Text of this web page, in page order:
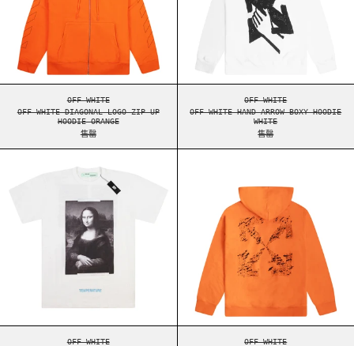
OFF-WHITE
OFF-WHITE DIAGONAL LOGO ZIP UP
HOODIE ORANGE
售罄
OFF-WHITE
OFF-WHITE HAND ARROW BOXY HOODIE
WHITE
售罄
OFF-WHITE
OFF-WHITE